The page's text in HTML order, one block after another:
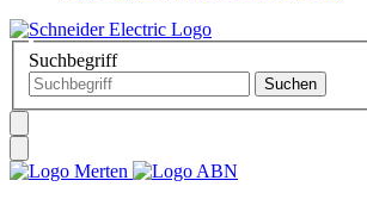
Suchbegriff